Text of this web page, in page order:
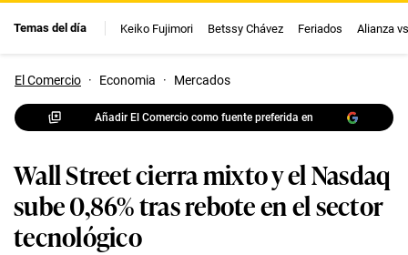
Temas del día Keiko Fujimori Betssy Chávez Feriados Alianza
El Comercio · Economia · Mercados
Añadir El Comercio como fuente preferida en
Wall Street cierra mixto y el Nasdaq
sube 0,86% tras rebote en el sector
tecnológico